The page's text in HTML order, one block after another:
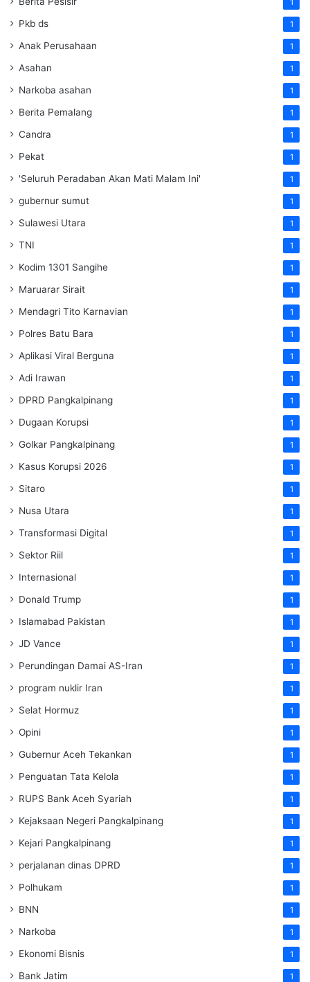
1
Pkb ds 1
Anak Perusahaan 1
Asahan 1
Narkoba asahan 1
Berita Pemalang 1
Candra 1
Pekat 1
'Seluruh Peradaban Akan Mati Malam Ini' 1
gubernur sumut 1
Sulawesi Utara 1
TNI 1
Kodim 1301 Sangihe 1
Maruarar Sirait 1
Mendagri Tito Karnavian 1
Polres Batu Bara 1
Aplikasi Viral Berguna 1
Adi Irawan 1
DPRD Pangkalpinang 1
Dugaan Korupsi 1
Golkar Pangkalpinang 1
Kasus Korupsi 2026 1
Sitaro 1
Nusa Utara 1
Transformasi Digital 1
Sektor Riil 1
Internasional 1
Donald Trump 1
Islamabad Pakistan 1
JD Vance 1
Perundingan Damai AS-Iran 1
program nuklir Iran 1
Selat Hormuz 1
Opini 1
Gubernur Aceh Tekankan 1
Penguatan Tata Kelola 1
RUPS Bank Aceh Syariah 1
Kejaksaan Negeri Pangkalpinang 1
Kejari Pangkalpinang 1
perjalanan dinas DPRD 1
Polhukam 1
BNN 1
Narkoba 1
Ekonomi Bisnis 1
Bank Jatim 1